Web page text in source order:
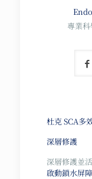
專業
杜克 SCA多
深層修護
深層修護並
啟動鎖水屏障